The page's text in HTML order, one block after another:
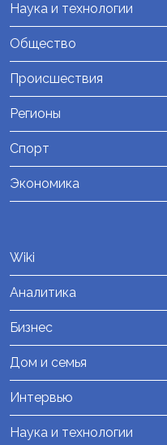
Наука и технологии
Общество
Происшествия
Регионы
Спорт
Экономика
Wiki
Аналитика
Бизнес
Дом и семья
Интервью
Наука и технологии